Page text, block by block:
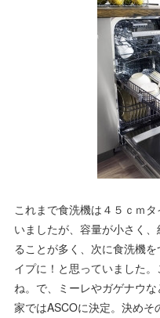
これまで食洗機は４５ｃｍ
いましたが、容量が小さく
ることが多く、次に食洗機
イプに！と思っていました
ね。で、ミーレやガゲナウ
家ではASCOに決定。決め